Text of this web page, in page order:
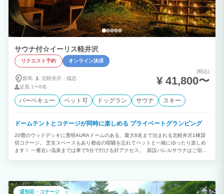
星空を主役にお過ごしください。 ・環境保護のため、電化製品の持ち込み制限やゴミ
の分別にご協力をお願いしております。 ・お子様連れのお客様は、静かな環境を守
り、安全にご配慮いただきますようお願い申し上げます。 朝日と共に目覚め、星空の
下で眠りにつく。 都会の喧騒を離れ、私たちが「地球の1ピース」であることを実感で
きるこの場所で、特別な休日を過ごしてみませんか？
サウナ付☆イーリス軽井沢
リクエスト予約 オンライン決済
群馬 北軽井沢・ 嬬恋
定員 1〜6名
(税込)
¥ 41,800〜
バーベキュー ペット可 ドッグラン サウナ スキー
ドームテントとコテージが同時に楽しめる プライベートグランピング
20畳のウッドデッキに透明AURAドームのある、最大8名まで泊まれる北軽井沢1棟貸
切コテージ。 芝生スペースもあり都会の喧騒を忘れてペットと一緒にゆったり楽しめ
ます！ 一番近い温泉までは車で5分で行ける好アクセス。 新設バレルサウナはご宿泊
スポット「浅間牧場」が徒歩6分と近隣です。 風光明媚な牧場ロケーションと搾りたて
の牛乳やソフトクリームが人気。 牧場周辺にはオシャレなカフェや飲食店が複数ある
貸別荘・コテージ